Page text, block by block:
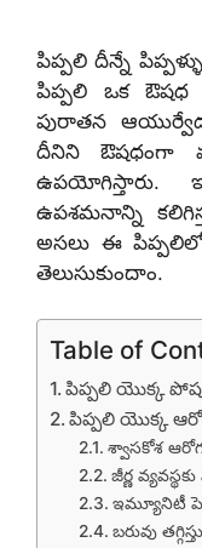
పిప్పలి దీన్నే
పిప్పలి ఒక ఔషధ
పురాతన
దీనిని ఔషధంగా
ఉపయోగిస్తారు.
ఉపశమనాన్ని
అసలు ఈ
తెలుసుకుందాం.
Table of
పిప్పలి యొక్క
పిప్పలి యొక్క
శ్వాసకోశ
జీర్ణ
ఇమ్యూనిటీ
బరువు